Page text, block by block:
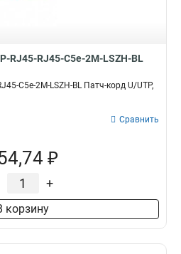
RJ45-RJ45-C5e-2M-LSZH-BL
C5e-2M-LSZH-BL Патч-корд U/UTP,
Сравнить
₽
+
корзину